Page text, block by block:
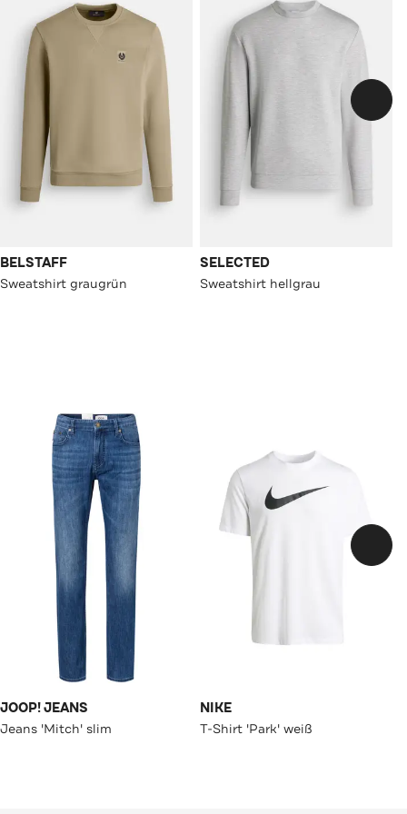
BELSTAFF
Sweatshirt graugrün
SELECTED
Sweatshirt hellgrau
JOOP! JEANS
Jeans 'Mitch' slim
NIKE
T-Shirt 'Park' weiß